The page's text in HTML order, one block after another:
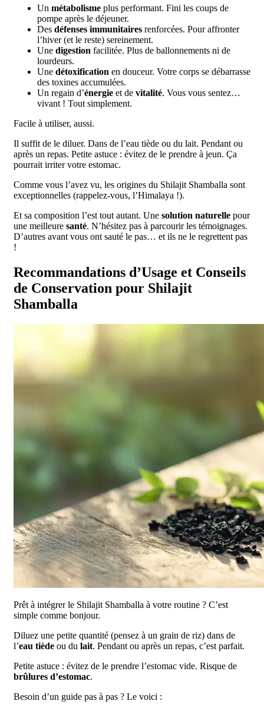
Un métabolisme plus performant. Fini les coups de
pompe après le déjeuner.
Des défenses immunitaires renforcées. Pour affronter
l’hiver (et le reste) sereinement.
Une digestion facilitée. Plus de ballonnements ni de
lourdeurs.
Une détoxification en douceur. Votre corps se débarrasse
des toxines accumulées.
Un regain d’énergie et de vitalité. Vous vous sentez…
vivant ! Tout simplement.
Facile à utiliser, aussi.
Il suffit de le diluer. Dans de l’eau tiède ou du lait. Pendant ou
après un repas. Petite astuce : évitez de le prendre à jeun. Ça
pourrait irriter votre estomac.
Comme vous l’avez vu, les origines du Shilajit Shamballa sont
exceptionnelles (rappelez-vous, l’Himalaya !).
Et sa composition l’est tout autant. Une solution naturelle pour
une meilleure santé. N’hésitez pas à parcourir les témoignages.
D’autres avant vous ont sauté le pas… et ils ne le regrettent pas
!
Recommandations d’Usage et Conseils
de Conservation pour Shilajit
Shamballa
Prêt à intégrer le Shilajit Shamballa à votre routine ? C’est
simple comme bonjour.
Diluez une petite quantité (pensez à un grain de riz) dans de
l’eau tiède ou du lait. Pendant ou après un repas, c’est parfait.
Petite astuce : évitez de le prendre l’estomac vide. Risque de
brûlures d’estomac.
Besoin d’un guide pas à pas ? Le voici :